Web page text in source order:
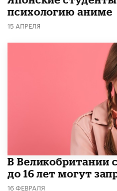
психологию аниме
15 АПРЕЛЯ
В Великобритании
до 16 лет могут
16 ФЕВРАЛЯ